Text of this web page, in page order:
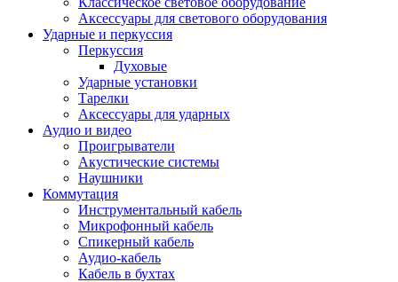
Аксессуары для светового оборудования
Ударные и перкуссия
Перкуссия
Духовые
Ударные установки
Тарелки
Аксессуары для ударных
Аудио и видео
Проигрыватели
Акустические системы
Наушники
Коммутация
Инструментальный кабель
Микрофонный кабель
Спикерный кабель
Аудио-кабель
Кабель в бухтах